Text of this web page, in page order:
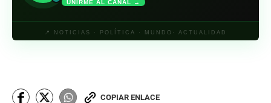
UNIRME AL CANAL →
📍 NOTICIAS · POLÍTICA · MUNDO· ACTUALIDAD
COPIAR ENLACE